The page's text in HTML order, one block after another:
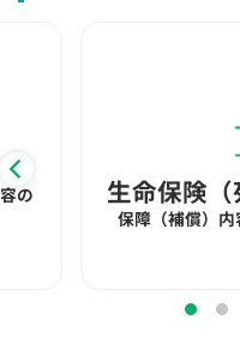
生命保険（
保障（補償）
の